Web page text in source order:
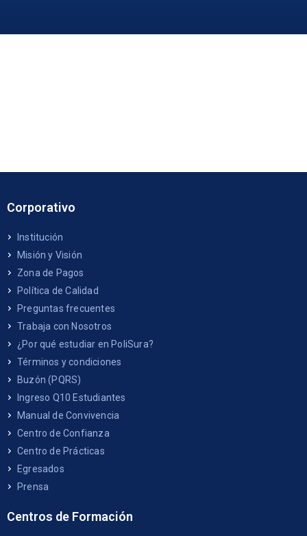
Corporativo
Institución
Misión y Visión
Zona de Pagos
Política de Calidad
Preguntas frecuentes
Trabaja con Nosotros
¿Por qué estudiar en PoliSura?
Términos y condiciones
Buzón (PQRS)
Ingreso Q10 Estudiantes
Manual de Convivencia
Centro de Confianza
Centro de Prácticas
Egresados
Prensa
Centros de Formación